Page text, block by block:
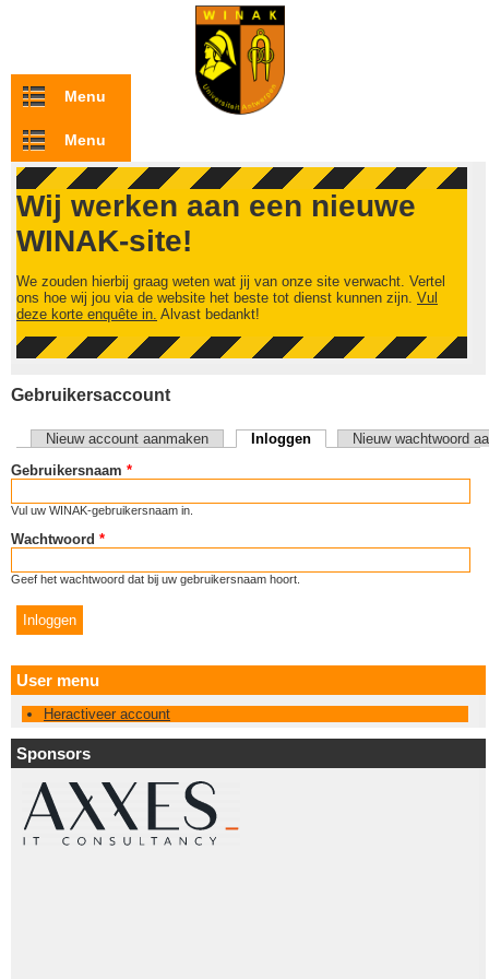
Overslaan en naar de inhoud gaan
Menu
Menu
Wij werken aan een nieuwe
WINAK-site!
We zouden hierbij graag weten wat jij van onze site verwacht. Vertel
ons hoe wij jou via de website het beste tot dienst kunnen zijn. Vul
deze korte enquête in. Alvast bedankt!
Gebruikersaccount
Primaire tabs
Nieuw account aanmaken Inloggen(actieve tabblad)
Nieuw wachtwoord
Gebruikersnaam *
Vul uw WINAK-gebruikersnaam in.
Wachtwoord *
Geef het wachtwoord dat bij uw gebruikersnaam hoort.
User menu
Heractiveer account
Sponsors